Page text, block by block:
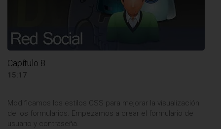
Capítulo 8
15:17
Modificamos los estilos CSS para mejorar la visualización
de los formularios. Empezamos a crear el formulario de
usuario y contraseña.